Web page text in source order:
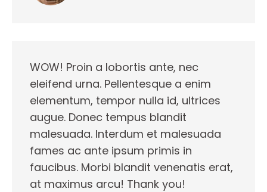
WOW! Proin a lobortis ante, nec
eleifend urna. Pellentesque a enim
elementum, tempor nulla id, ultrices
augue. Donec tempus blandit
malesuada. Interdum et malesuada
fames ac ante ipsum primis in
faucibus. Morbi blandit venenatis erat,
at maximus arcu! Thank you!